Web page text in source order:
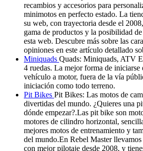
recambios y accesorios para
minimotos en perfecto estado. La
su web, con trayectoria desde el
gama de productos y la posibilidad
esta web. Descubre más sobre las
opiniones en este artículo detallado
Miniquads Quads: Miniquads, ATV
4 ruedas. La mejor forma de iniciarse
vehículo a motor, fuera de la vía
iniciación como todo terreno.
Pit Bikes Pit Bikes: Las motos de
divertidas del mundo. ¿Quieres una
dónde empezar?.Las pit bike son
motores de cilindro horizontal,
mejores motos de entrenamiento y
del mundo.En Rebel Master
con mejor pilotaje desde 2008, y